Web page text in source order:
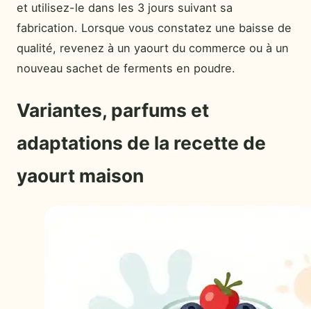
et utilisez-le dans les 3 jours suivant sa
fabrication. Lorsque vous constatez une baisse de
qualité, revenez à un yaourt du commerce ou à un
nouveau sachet de ferments en poudre.
Variantes, parfums et
adaptations de la recette de
yaourt maison